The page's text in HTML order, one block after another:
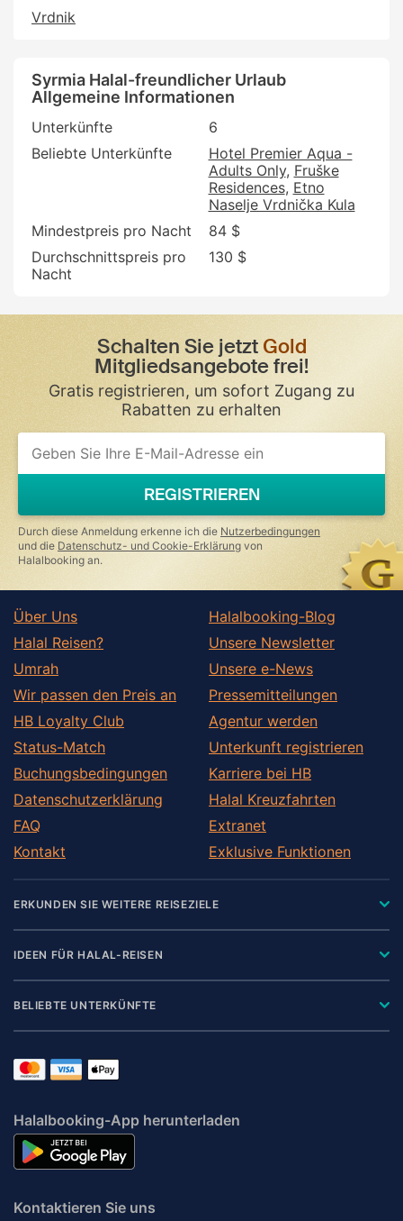
Vrdnik
Syrmia Halal-freundlicher Urlaub
Allgemeine Informationen
Unterkünfte
6
Beliebte Unterkünfte
Hotel Premier Aqua -
Adults Only Fruške
Residences Etno
Naselje Vrdnička Kula
Mindestpreis pro Nacht
84 $
Durchschnittspreis pro
Nacht
130 $
Schalten Sie jetzt Gold
Mitgliedsangebote frei!
Gratis registrieren, um sofort Zugang zu
Rabatten zu erhalten
REGISTRIEREN
Durch diese Anmeldung erkenne ich die Nutzerbedingungen
und die Datenschutz- und Cookie-Erklärung von
Halalbooking an.
Über Uns
Halal Reisen?
Umrah
Wir passen den Preis an
HB Loyalty Club
Status-Match
Buchungsbedingungen
Datenschutzerklärung
FAQ
Kontakt
Halalbooking-Blog
Unsere Newsletter
Unsere e-News
Pressemitteilungen
Agentur werden
Unterkunft registrieren
Karriere bei HB
Halal Kreuzfahrten
Extranet
Exklusive Funktionen
ERKUNDEN SIE WEITERE REISEZIELE
IDEEN FÜR HALAL-REISEN
BELIEBTE UNTERKÜNFTE
Halalbooking-App herunterladen
Kontaktieren Sie uns